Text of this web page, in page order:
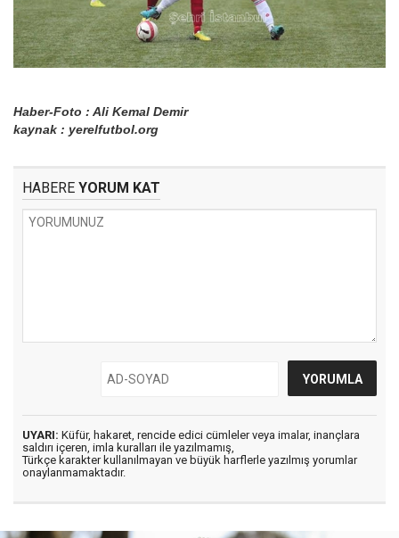
Haber-Foto : Ali Kemal Demir
kaynak : yerelfutbol.org
HABERE YORUM KAT
UYARI: Küfür, hakaret, rencide edici cümleler veya imalar, inançlara
saldırı içeren, imla kuralları ile yazılmamış,
Türkçe karakter kullanılmayan ve büyük harflerle yazılmış yorumlar
onaylanmamaktadır.